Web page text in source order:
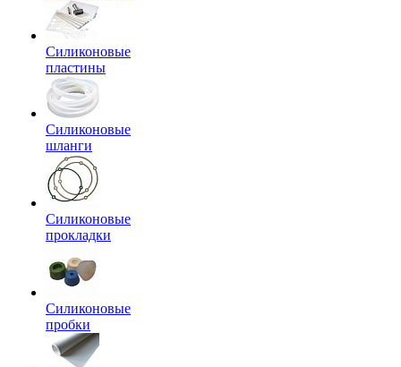
Силиконовые
пластины
Силиконовые
шланги
Силиконовые
прокладки
Силиконовые
пробки